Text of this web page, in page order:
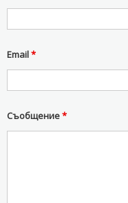
Email*
Съобщение*